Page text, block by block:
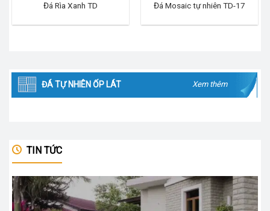
Đá Rìa Xanh TD Đá Mosaic tự nhiên TD-17
ĐÁ TỰ NHIÊN ỐP LÁT Xem thêm
TIN TỨC